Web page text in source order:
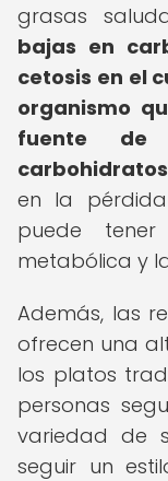
grasas
bajas en
cetosis en el
organismo
fuente
en la
puede
metabólica y
Además, las
ofrecen una
los platos
personas
variedad de
seguir un